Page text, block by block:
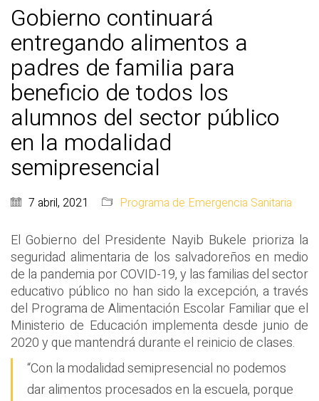
Gobierno continuará
entregando alimentos a
padres de familia para
beneficio de todos los
alumnos del sector público
en la modalidad
semipresencial
7 abril, 2021 Programa de Emergencia Sanitaria
El Gobierno del Presidente Nayib Bukele prioriza la
seguridad alimentaria de los salvadoreños en medio
de la pandemia por COVID-19, y las familias del sector
educativo público no han sido la excepción, a través
del Programa de Alimentación Escolar Familiar que el
Ministerio de Educación implementa desde junio de
2020 y que mantendrá durante el reinicio de clases.
“Con la modalidad semipresencial no podemos
dar alimentos procesados en la escuela, porque